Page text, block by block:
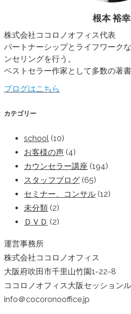
根本 裕幸
株式会社ココロノオフィス代表
パートナーシップとライフワーク
ンセリングを行う。
ベストセラー作家として多数の著書
ブログはこちら
カテゴリー
school (10)
お客様の声 (4)
カウンセラー講座 (194)
スタッフブログ (65)
セミナー、コンサル (12)
未分類 (2)
ＤＶＤ (2)
運営事務所
株式会社ココロノオフィス
大阪府吹田市千里山竹園1-22-8
ココロノオフィス大阪セッション
info＠cocoronooffice.jp